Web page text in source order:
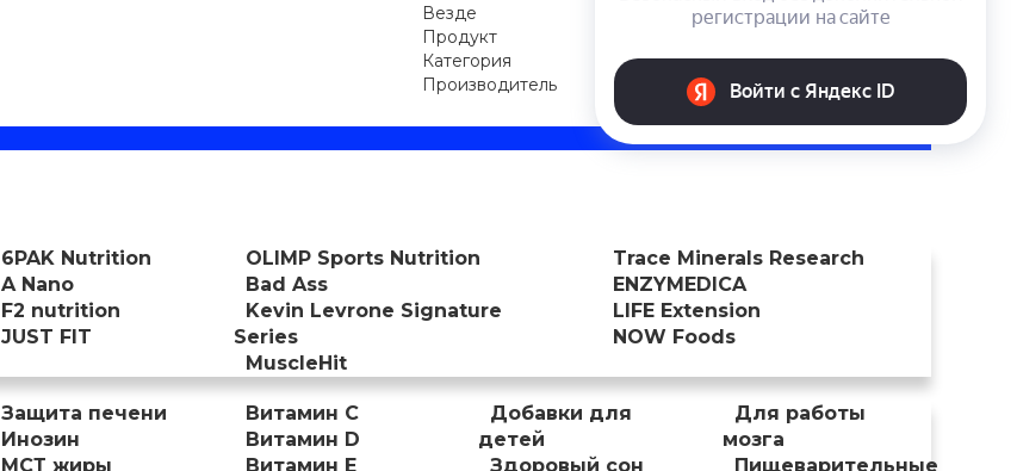
Везде
Продукт
Категория
Производитель
6PAK Nutrition
A Nano
F2 nutrition
JUST FIT
OLIMP Sports Nutrition
Bad Ass
Kevin Levrone Signature
Series
MuscleHit
Trace Minerals Research
ENZYMEDICA
LIFE Extension
NOW Foods
Защита печени
Инозин
МСТ жиры
Витамин С
Витамин D
Витамин Е
Добавки для
детей
Здоровый сон
Для работы
мозга
Пищеварительные